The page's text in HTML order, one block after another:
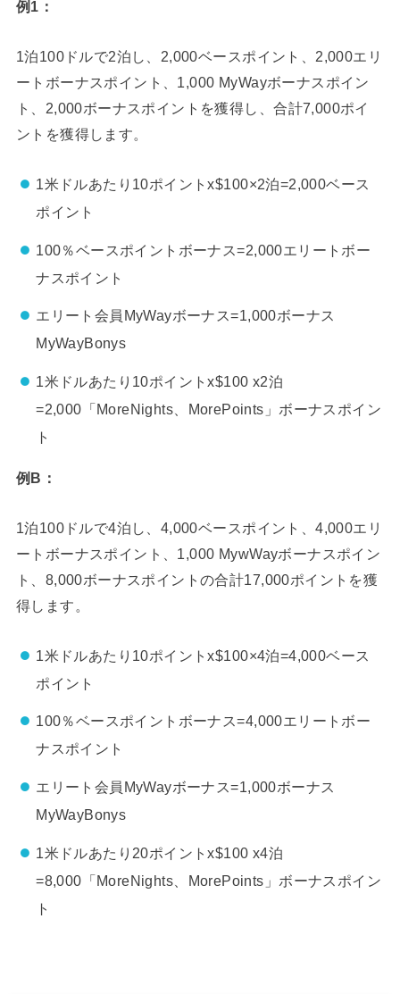
例1：
1泊100ドルで2泊し、2,000ベースポイント、2,000エリ
ートボーナスポイント、1,000 MyWayボーナスポイン
ト、2,000ボーナスポイントを獲得し、合計7,000ポイ
ントを獲得します。
1米ドルあたり10ポイントx$100×2泊=2,000ベース
ポイント
100％ベースポイントボーナス=2,000エリートボー
ナスポイント
エリート会員MyWayボーナス=1,000ボーナス
MyWayBonys
1米ドルあたり10ポイントx$100 x2泊
=2,000「MoreNights、MorePoints」ボーナスポイン
ト
例B：
1泊100ドルで4泊し、4,000ベースポイント、4,000エリ
ートボーナスポイント、1,000 MywWayボーナスポイン
ト、8,000ボーナスポイントの合計17,000ポイントを獲
得します。
1米ドルあたり10ポイントx$100×4泊=4,000ベース
ポイント
100％ベースポイントボーナス=4,000エリートボー
ナスポイント
エリート会員MyWayボーナス=1,000ボーナス
MyWayBonys
1米ドルあたり20ポイントx$100 x4泊
=8,000「MoreNights、MorePoints」ボーナスポイン
ト